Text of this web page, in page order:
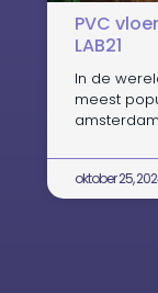
PVC
LAB21
In de
meest
oktober 25,